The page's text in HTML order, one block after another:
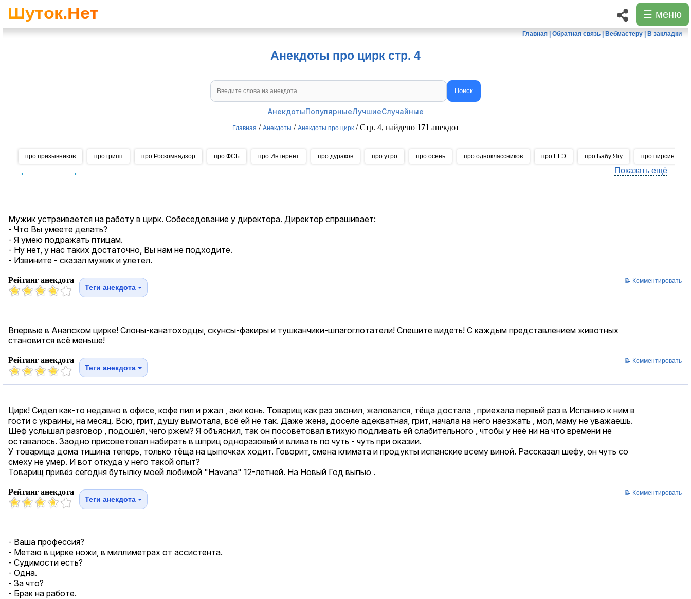
☰ меню
Главная| Обратная связь| Вебмастеру| В закладки
Анекдоты про цирк стр. 4
Поиск
АнекдотыПопулярныеЛучшиеСлучайные
Главная / Анекдоты / Анекдоты про цирк/ Стр. 4, найдено 171 анекдот
про призывников про грипп про Роскомнадзор про ФСБ про Интернет про дураков про утро про осень про одноклассников про ЕГЭ про Бабу Ягу про пирсинг
← → Показать ещё
Мужик устраивается на работу в цирк. Собеседование у директора. Директор спрашивает:
- Что Вы умеете делать?
- Я умею подражать птицам.
- Ну нет, у нас таких достаточно, Вы нам не подходите.
- Извините - сказал мужик и улетел.
Рейтинг анекдота
Теги анекдота
📝 Комментировать
Впервые в Анапском цирке! Слоны-канатоходцы, скунсы-факиры и тушканчики-шпагоглотатели! Спешите видеть! С каждым представлением животных
становится всё меньше!
Рейтинг анекдота
Теги анекдота
📝 Комментировать
Цирк! Сидел как-то недавно в офисе, кофе пил и ржал , аки конь. Товарищ как раз звонил, жаловался, тёща достала , приехала первый раз в Испанию к ним в
гости с украины, на месяц. Всю, грит, душу вымотала, всё ей не так. Даже жена, доселе адекватная, грит, начала на него наезжать , мол, маму не уважаешь.
Шеф услышал разговор , подошёл, чего ржём? Я объяснил, так он посоветовал втихую подливать ей слабительного , чтобы у неё ни на что времени не
оставалось. Заодно присоветовал набирать в шприц одноразовый и вливать по чуть - чуть при оказии.
У товарища дома тишина теперь, только тёща на цыпочках ходит. Говорит, смена климата и продукты испанские всему виной. Рассказал шефу, он чуть со
смеху не умер. И вот откуда у него такой опыт?
Товарищ привёз сегодня бутылку моей любимой "Havana" 12-летней. На Новый Год выпью .
Рейтинг анекдота
Теги анекдота
📝 Комментировать
- Ваша профессия?
- Метаю в цирке ножи, в миллиметрах от ассистента.
- Судимости есть?
- Одна.
- За что?
- Брак на работе.